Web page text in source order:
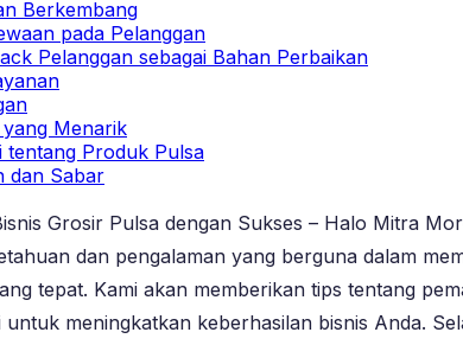
Berkembang
pada Pelanggan
Pelanggan sebagai Bahan Perbaikan
Menarik
tentang Produk Pulsa
dan Sabar
Grosir Pulsa dengan Sukses – Halo Mitra
dan pengalaman yang berguna dalam
tepat. Kami akan memberikan tips tentang
meningkatkan keberhasilan bisnis Anda.